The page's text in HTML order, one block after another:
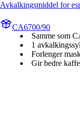
Avkalkingsmiddel for
CA6700/90
Samme som
1
Forlenger
Gir bedre